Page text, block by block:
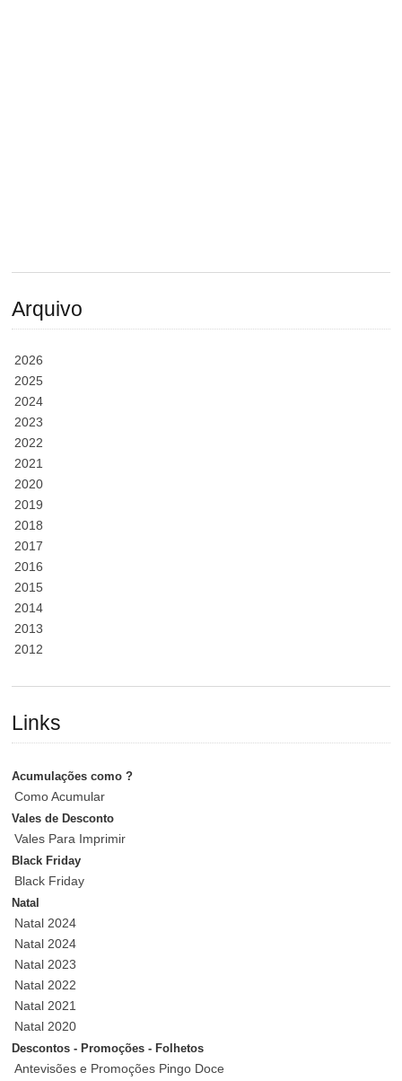
Arquivo
2026
2025
2024
2023
2022
2021
2020
2019
2018
2017
2016
2015
2014
2013
2012
Links
Acumulações como ?
Como Acumular
Vales de Desconto
Vales Para Imprimir
Black Friday
Black Friday
Natal
Natal 2024
Natal 2024
Natal 2023
Natal 2022
Natal 2021
Natal 2020
Descontos - Promoções - Folhetos
Antevisões e Promoções Pingo Doce